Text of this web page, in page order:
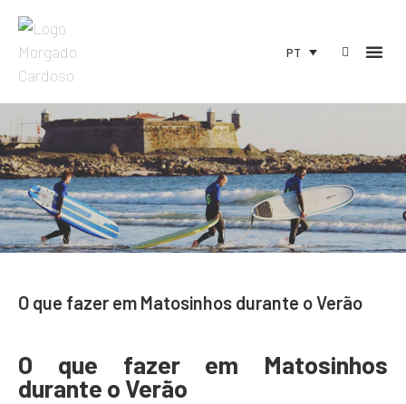
PT
O que fazer em Matosinhos durante o Verão
O que fazer em Matosinhos
durante o Verão